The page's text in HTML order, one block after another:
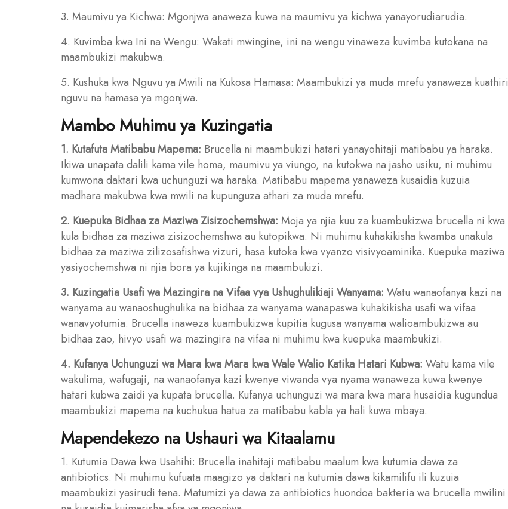
3. Maumivu ya Kichwa: Mgonjwa anaweza kuwa na maumivu ya kichwa yanayorudiarudia.
4. Kuvimba kwa Ini na Wengu: Wakati mwingine, ini na wengu vinaweza kuvimba kutokana na
maambukizi makubwa.
5. Kushuka kwa Nguvu ya Mwili na Kukosa Hamasa: Maambukizi ya muda mrefu yanaweza kuathiri
nguvu na hamasa ya mgonjwa.
Mambo Muhimu ya Kuzingatia
1. Kutafuta Matibabu Mapema: Brucella ni maambukizi hatari yanayohitaji matibabu ya haraka.
Ikiwa unapata dalili kama vile homa, maumivu ya viungo, na kutokwa na jasho usiku, ni muhimu
kumwona daktari kwa uchunguzi wa haraka. Matibabu mapema yanaweza kusaidia kuzuia
madhara makubwa kwa mwili na kupunguza athari za muda mrefu.
2. Kuepuka Bidhaa za Maziwa Zisizochemshwa: Moja ya njia kuu za kuambukizwa brucella ni kwa
kula bidhaa za maziwa zisizochemshwa au kutopikwa. Ni muhimu kuhakikisha kwamba unakula
bidhaa za maziwa zilizosafishwa vizuri, hasa kutoka kwa vyanzo visivyoaminika. Kuepuka maziwa
yasiyochemshwa ni njia bora ya kujikinga na maambukizi.
3. Kuzingatia Usafi wa Mazingira na Vifaa vya Ushughulikiaji Wanyama: Watu wanaofanya kazi na
wanyama au wanaoshughulika na bidhaa za wanyama wanapaswa kuhakikisha usafi wa vifaa
wanavyotumia. Brucella inaweza kuambukizwa kupitia kugusa wanyama walioambukizwa au
bidhaa zao, hivyo usafi wa mazingira na vifaa ni muhimu kwa kuepuka maambukizi.
4. Kufanya Uchunguzi wa Mara kwa Mara kwa Wale Walio Katika Hatari Kubwa: Watu kama vile
wakulima, wafugaji, na wanaofanya kazi kwenye viwanda vya nyama wanaweza kuwa kwenye
hatari kubwa zaidi ya kupata brucella. Kufanya uchunguzi wa mara kwa mara husaidia kugundua
maambukizi mapema na kuchukua hatua za matibabu kabla ya hali kuwa mbaya.
Mapendekezo na Ushauri wa Kitaalamu
1. Kutumia Dawa kwa Usahihi: Brucella inahitaji matibabu maalum kwa kutumia dawa za
antibiotics. Ni muhimu kufuata maagizo ya daktari na kutumia dawa kikamilifu ili kuzuia
maambukizi yasirudi tena. Matumizi ya dawa za antibiotics huondoa bakteria wa brucella mwilini